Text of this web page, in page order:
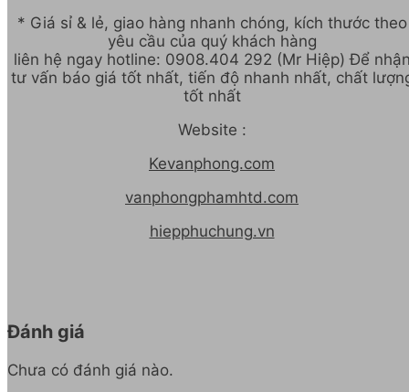
* Giá sỉ & lẻ, giao hàng nhanh chóng, kích thước theo
yêu cầu của quý khách hàng
liên hệ ngay hotline: 0908.404 292 (Mr Hiệp) Để
tư vấn báo giá tốt nhất, tiến độ nhanh nhất, chất
tốt nhất
Website :
Kevanphong.com
vanphongphamhtd.com
hiepphuchung.vn
Đánh giá
Chưa có đánh giá nào.